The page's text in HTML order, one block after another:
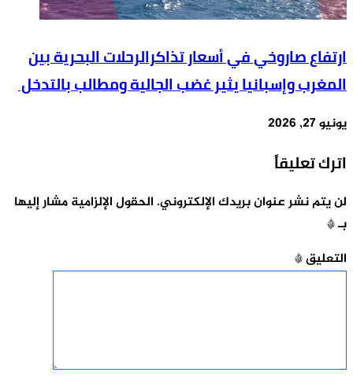
ارتفاع صاروخي في أسعار تذاكرالرحلات البحرية بين
المغرب وإسبانيا يثير غضب الجالية ومطالب بالتدخل
يونيو 27, 2026
اترك تعليقاً
لن يتم نشر عنوان بريدك الإلكتروني. الحقول الإلزامية مشار إليها
بـ*
التعليق*